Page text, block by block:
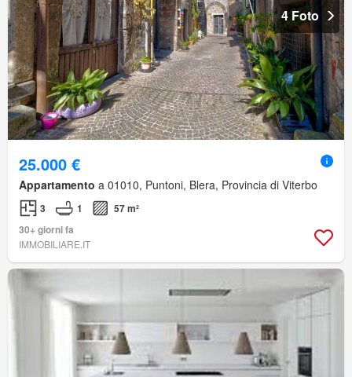
4 Foto
25.000 €
Appartamento a 01010, Puntoni, Blera, Provincia di Viterbo
3 1
57 m²
30+ giorni fa
IMMOBILIARE.IT